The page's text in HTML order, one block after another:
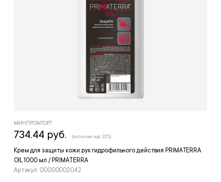
Крем для защиты кожи рук гидрофильного действия PRIMATERRA
OIL 1000 мл / PRIMATERRA
Артикул: 00000002042
МИНПРОМТОРГ
734.44 руб. (включая ндс 22%)